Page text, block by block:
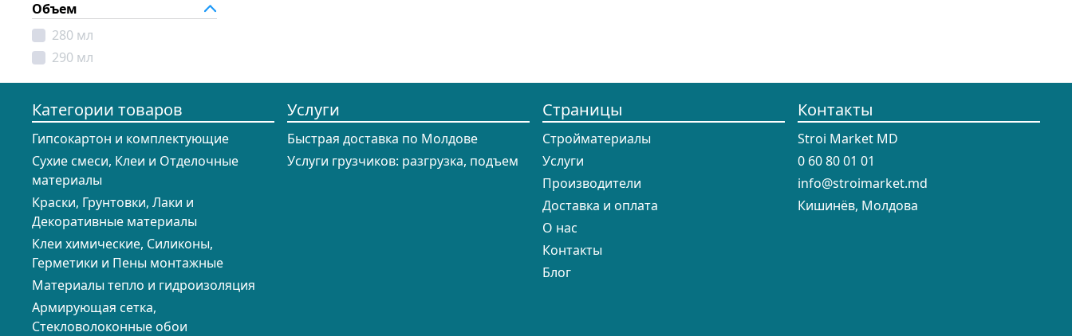
420 г
500 г
500 мл
Объем
280 мл
290 мл
Категории товаров
Гипсокартон и комплектующие
Сухие смеси, Клеи и Отделочные
материалы
Краски, Грунтовки, Лаки и
Декоративные материалы
Клеи химические, Силиконы,
Герметики и Пены монтажные
Материалы тепло и гидроизоляция
Армирующая сетка,
Стекловолоконные обои
Услуги
Быстрая доставка по Молдове
Услуги грузчиков: разгрузка, подъем
Страницы
Cтройматериалы
Услуги
Производители
Доставка и оплата
О нас
Контакты
Блог
Контакты
Stroi Market MD
0 60 80 01 01
info@stroimarket.md
Кишинёв, Молдова